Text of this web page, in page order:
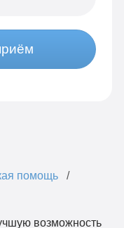
помощь
возможность